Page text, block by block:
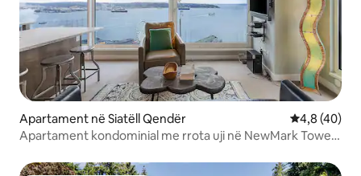
Apartament në Siatëll Qendër Vlerësimi
4,8 (40)
Apartament kondominial me rrota uji në NewMark Tower